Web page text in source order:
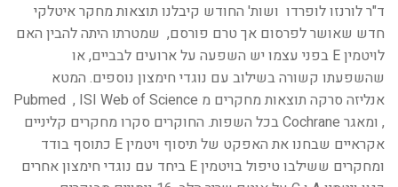
ד"ר לורנזו לופרדו ושות' החודש קיבלנו תוצאות מחקר איטלקי
חדש שאושר לפרסום אך טרם פורסם, שמטרתו היתה להבין האם
לויטמין E בפני עצמו יש השפעה על ארועים לבביים, או
שהשפעתו קשורה בשילוב עם נוגדי חימצון נוספים. המטא
אנליזה סרקה תוצאות מחקרים מ Pubmed , ISI Web of Science
, ומאגר Cochrane בכל השפות. החוקרים סקרו מחקרים קליניים
אקראיים שבחנו את האפקט של תיסוף ויטמין E כתוסף בודד
ומחקרים ששילבו טיפול בויטמין E ביחד עם נוגדי חימצון אחרים